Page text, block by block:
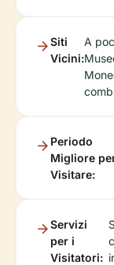
Siti
Vicini:
A
Periodo
Migliore
Visitare:
Servizi
per i
Visitatori: